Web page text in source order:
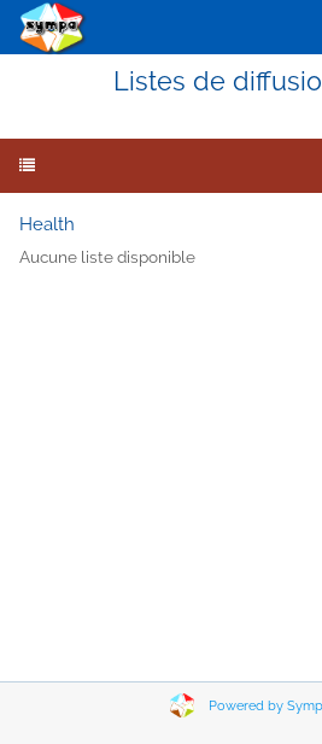
Listes de
Health
Aucune liste disponible
Powered by